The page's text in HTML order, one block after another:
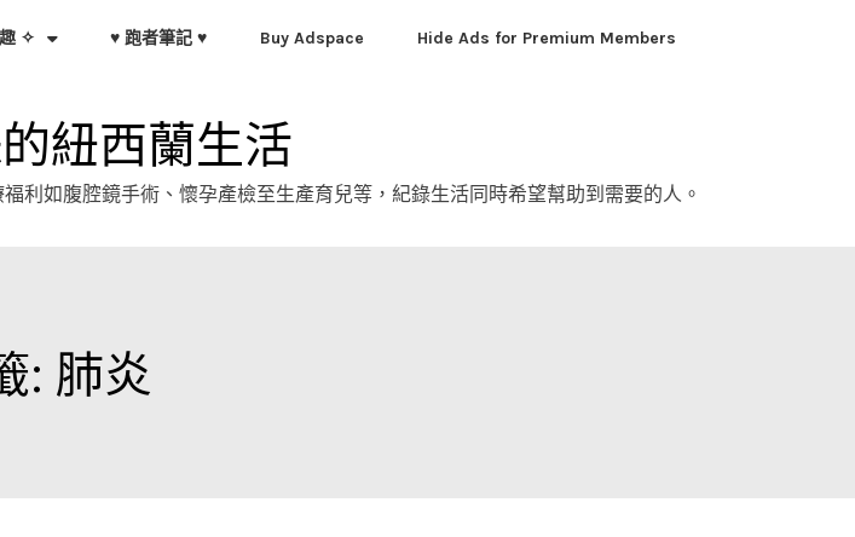
✧ ♥ 跑者筆記 ♥ Buy Adspace Hide Ads for Premium Members
紐西蘭生活
利如腹腔鏡手術、懷孕產檢至生產育兒等，紀錄生活同時希望幫助到需要的人。
: 肺炎